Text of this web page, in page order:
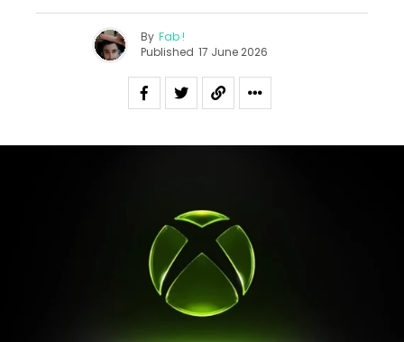
By Fab !
Published 17 June 2026